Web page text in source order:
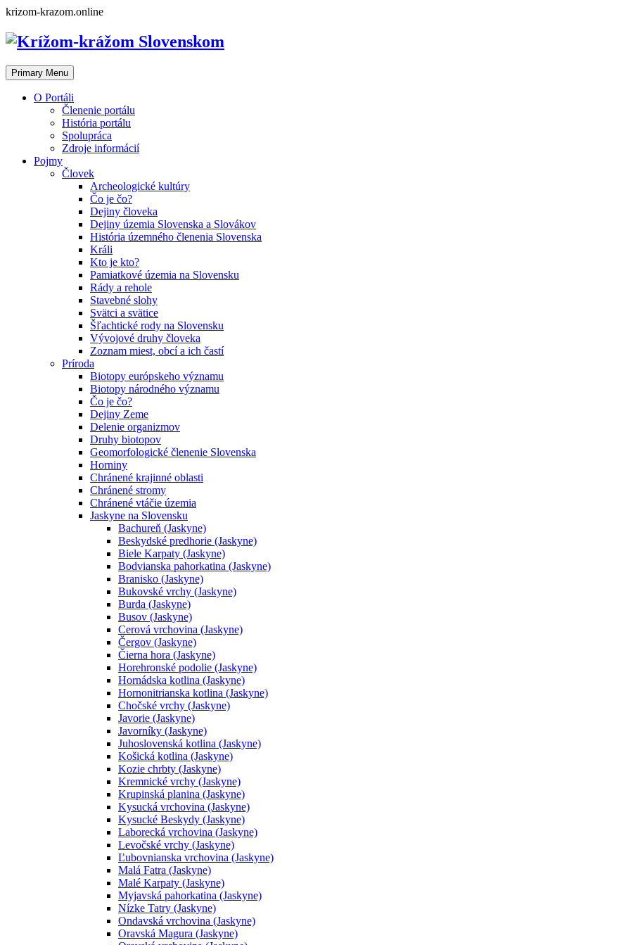
Skip
content
krizom-krazom.online
Primary Menu
O Portáli
Členenie portálu
História portálu
Spolupráca
Zdroje informácií
Pojmy
Človek
Archeologické kultúry
Čo je čo?
Dejiny človeka
Dejiny územia Slovenska a Slovákov
História územného členenia Slovenska
Králi
Kto je kto?
Pamiatkové územia na Slovensku
Rády a rehole
Stavebné slohy
Svätci a svätice
Šľachtické rody na Slovensku
Vývojové druhy človeka
Zoznam miest, obcí a ich častí
Príroda
Biotopy európskeho významu
Biotopy národného významu
Čo je čo?
Dejiny Zeme
Delenie organizmov
Druhy biotopov
Geomorfologické členenie Slovenska
Horniny
Chránené krajinné oblasti
Chránené stromy
Chránené vtáčie územia
Jaskyne na Slovensku
Bachureň (Jaskyne)
Beskydské predhorie (Jaskyne)
Biele Karpaty (Jaskyne)
Bodvianska pahorkatina (Jaskyne)
Branisko (Jaskyne)
Bukovské vrchy (Jaskyne)
Burda (Jaskyne)
Busov (Jaskyne)
Cerová vrchovina (Jaskyne)
Čergov (Jaskyne)
Čierna hora (Jaskyne)
Horehronské podolie (Jaskyne)
Hornádska kotlina (Jaskyne)
Hornonitrianska kotlina (Jaskyne)
Chočské vrchy (Jaskyne)
Javorie (Jaskyne)
Javorníky (Jaskyne)
Juhoslovenská kotlina (Jaskyne)
Košická kotlina (Jaskyne)
Kozie chrbty (Jaskyne)
Kremnické vrchy (Jaskyne)
Krupinská planina (Jaskyne)
Kysucká vrchovina (Jaskyne)
Kysucké Beskydy (Jaskyne)
Laborecká vrchovina (Jaskyne)
Levočské vrchy (Jaskyne)
Ľubovnianska vrchovina (Jaskyne)
Malá Fatra (Jaskyne)
Malé Karpaty (Jaskyne)
Myjavská pahorkatina (Jaskyne)
Nízke Tatry (Jaskyne)
Ondavská vrchovina (Jaskyne)
Oravská Magura (Jaskyne)